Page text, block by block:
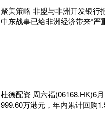
聚美策略 非盟与非洲开发银行
中东战事已给非洲经济带来“严
杜德配资 周六福(06168.HK)6
999.60万港元，年内累计回购